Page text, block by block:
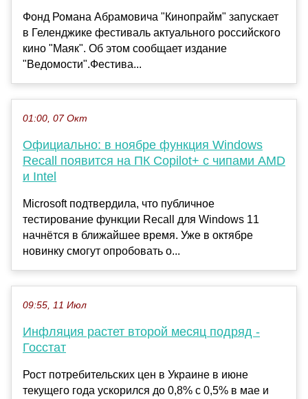
Фонд Романа Абрамовича "Кинопрайм" запускает
в Геленджике фестиваль актуального российского
кино "Маяк". Об этом сообщает издание
"Ведомости".Фестива...
01:00, 07 Окт
Официально: в ноябре функция Windows
Recall появится на ПК Copilot+ с чипами AMD
и Intel
Microsoft подтвердила, что публичное
тестирование функции Recall для Windows 11
начнётся в ближайшее время. Уже в октябре
новинку смогут опробовать о...
09:55, 11 Июл
Инфляция растет второй месяц подряд -
Госстат
Рост потребительских цен в Украине в июне
текущего года ускорился до 0,8% с 0,5% в мае и